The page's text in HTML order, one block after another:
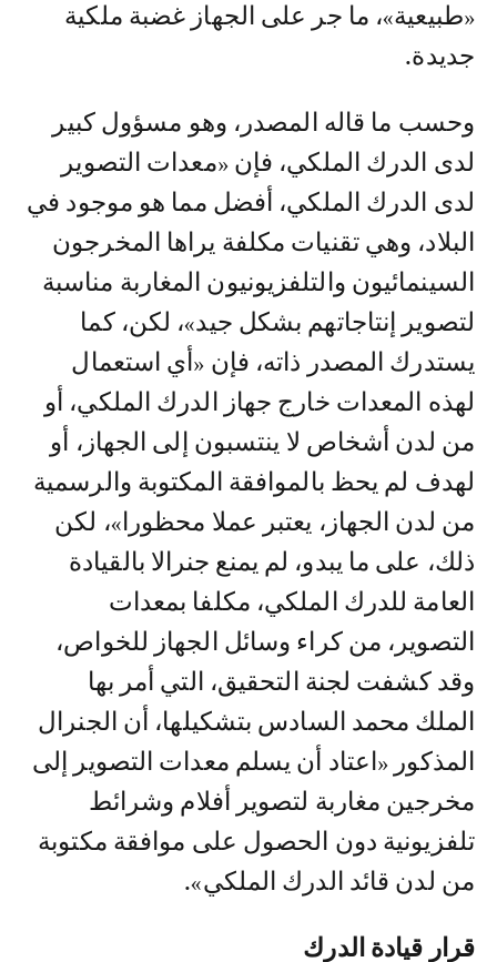
«طبيعية»، ما جر على الجهاز غضبة ملكية
جديدة.
وحسب ما قاله المصدر، وهو مسؤول كبير
لدى الدرك الملكي، فإن «معدات التصوير
لدى الدرك الملكي، أفضل مما هو موجود في
البلاد، وهي تقنيات مكلفة يراها المخرجون
السينمائيون والتلفزيونيون المغاربة مناسبة
لتصوير إنتاجاتهم بشكل جيد»، لكن، كما
يستدرك المصدر ذاته، فإن «أي استعمال
لهذه المعدات خارج جهاز الدرك الملكي، أو
من لدن أشخاص لا ينتسبون إلى الجهاز، أو
لهدف لم يحظ بالموافقة المكتوبة والرسمية
من لدن الجهاز، يعتبر عملا محظورا»، لكن
ذلك، على ما يبدو، لم يمنع جنرالا بالقيادة
العامة للدرك الملكي، مكلفا بمعدات
التصوير، من كراء وسائل الجهاز للخواص،
وقد كشفت لجنة التحقيق، التي أمر بها
الملك محمد السادس بتشكيلها، أن الجنرال
المذكور «اعتاد أن يسلم معدات التصوير إلى
مخرجين مغاربة لتصوير أفلام وشرائط
تلفزيونية دون الحصول على موافقة مكتوبة
من لدن قائد الدرك الملكي».
قرار قيادة الدرك